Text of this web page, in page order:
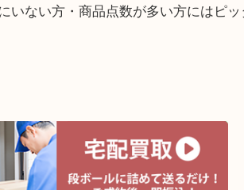
品物の他にも絵画や骨董品・家電な
い取り！